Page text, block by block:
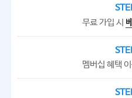
무료 가입 시
멤버십 혜택